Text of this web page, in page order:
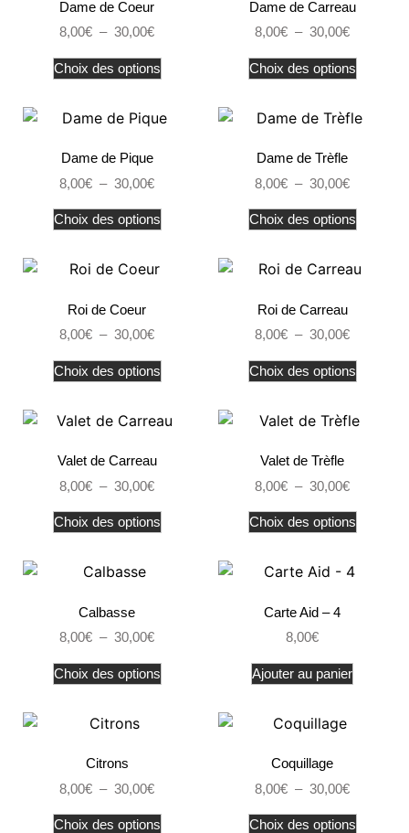
Dame de Coeur
8,00€ – 30,00€
Choix des options
Dame de Carreau
8,00€ – 30,00€
Choix des options
Dame de Pique
8,00€ – 30,00€
Choix des options
Dame de Trèfle
8,00€ – 30,00€
Choix des options
Roi de Coeur
8,00€ – 30,00€
Choix des options
Roi de Carreau
8,00€ – 30,00€
Choix des options
Valet de Carreau
8,00€ – 30,00€
Choix des options
Valet de Trèfle
8,00€ – 30,00€
Choix des options
Calbasse
8,00€ – 30,00€
Choix des options
Carte Aid – 4
8,00€
Ajouter au panier
Citrons
8,00€ – 30,00€
Choix des options
Coquillage
8,00€ – 30,00€
Choix des options